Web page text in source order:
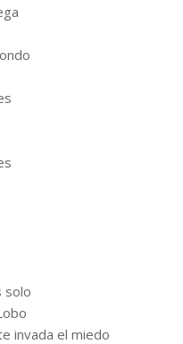
solo
invada el miedo